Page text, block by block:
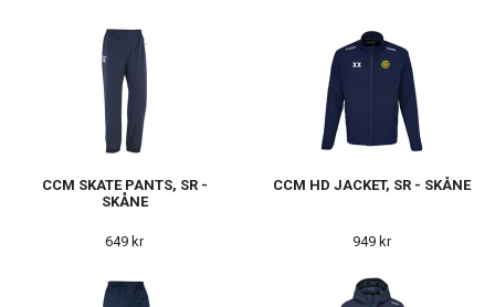
CCM SKATE PANTS, SR -
SKÅNE
649 kr
CCM HD JACKET, SR - SKÅNE
949 kr